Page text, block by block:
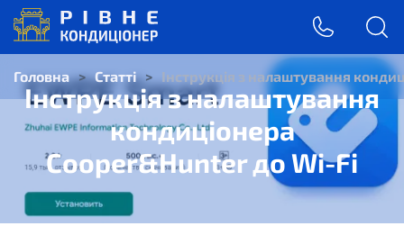
Головна > Статті > Інструкція з налаштування
Інструкція з налаштування
кондиціонера
Cooper&Hunter до Wi-Fi